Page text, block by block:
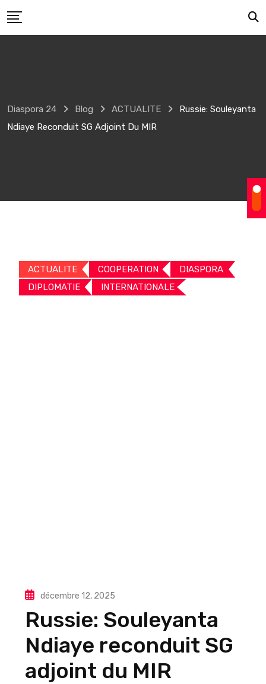
to
Diaspora 24 Blog ACTUALITE
Russie: Souleyanta
Ndiaye Reconduit SG Adjoint Du MIR
ACTUALITE COOPERATION
DIASPORA
DIPLOMATIE
INTERNATIONALE
décembre 12, 2025
Russie: Souleyanta
Ndiaye reconduit SG
adjoint du MIR